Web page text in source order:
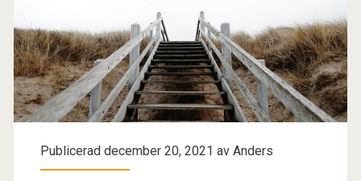
<span>Anders</span>
Publicerad december 20, 2021 av Anders